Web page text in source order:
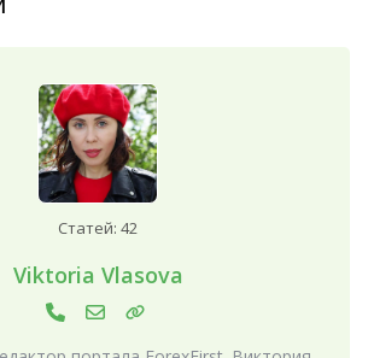
Статей: 42
Viktoria Vlasova